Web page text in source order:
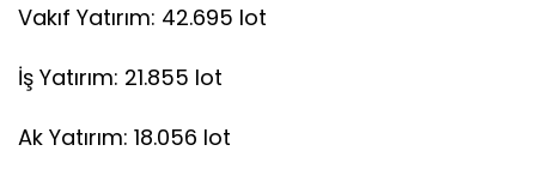
Vakıf Yatırım: 42.695 lot
İş Yatırım: 21.855 lot
Ak Yatırım: 18.056 lot